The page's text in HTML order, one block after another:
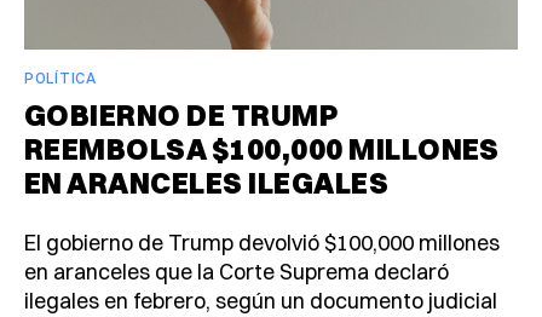
POLÍTICA
GOBIERNO DE TRUMP
REEMBOLSA $100,000 MILLONES
EN ARANCELES ILEGALES
El gobierno de Trump devolvió $100,000 millones
en aranceles que la Corte Suprema declaró
ilegales en febrero, según un documento judicial